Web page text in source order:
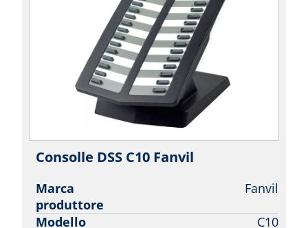
Consolle DSS C10 Fanvil
Marca
produttore
Fanvil
Modello
C10